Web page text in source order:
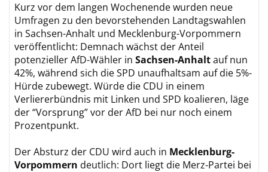
Kurz vor dem langen Wochenende wurden neue
Umfragen zu den bevorstehenden Landtagswahlen
in Sachsen-Anhalt und Mecklenburg-Vorpommern
veröffentlicht: Demnach wächst der Anteil
potenzieller AfD-Wähler in Sachsen-Anhaltauf nun
42%, während sich die SPD unaufhaltsam auf die 5%-
Hürde zubewegt. Würde die CDU in einem
Verliererbündnis mit Linken und SPD koalieren, läge
der “Vorsprung” vor der AfD bei nur noch einem
Prozentpunkt.
Der Absturz der CDU wird auch in Mecklenburg-
Vorpommern deutlich: Dort liegt die Merz-Partei bei